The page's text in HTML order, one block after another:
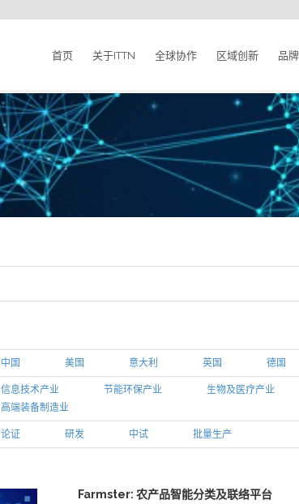
首页 关于ITTN 全球协作 区域创新 品
中国 美国 意大利 英国 德国
信息技术产业 节能环保产业 生物及医疗产业
高端装备制造业
论证 研发 中试 批量生产
Farmster: 农产品智能分类及联络平台